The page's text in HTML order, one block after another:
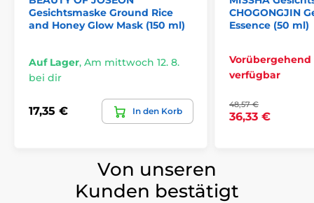
Gesichtsmaske Ground Rice
and Honey Glow Mask (150 ml)
Auf Lager, Am mittwoch 12. 8.
bei dir
17,35 € In den Korb
CHOGONGJIN
Essence (50 ml)
verfügbar
48,57 €
36,33 €
Von unseren
Kunden bestätigt